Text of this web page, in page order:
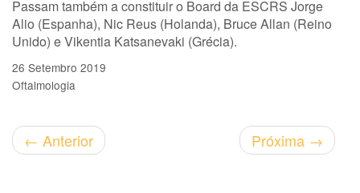
Passam também a constituir o Board da ESCRS Jorge
Alio (Espanha), Nic Reus (Holanda), Bruce Allan (Reino
Unido) e Vikentia Katsanevaki (Grécia).
26 Setembro 2019
Oftalmologia
← Anterior Próxima →